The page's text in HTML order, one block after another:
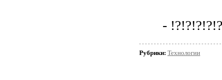
-
Рубрики: Технологии